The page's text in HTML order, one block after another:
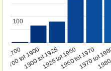
1700
1700 tot 1900
1900 tot 19251925 tot 19501950 tot 1970
1970 tot
100
100